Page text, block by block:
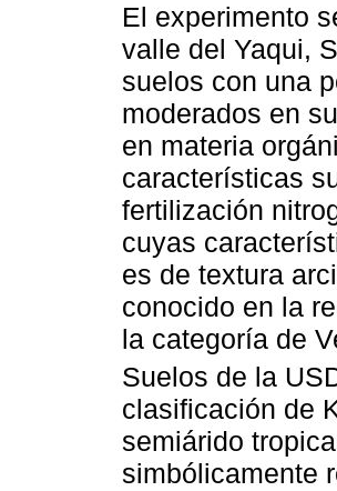
El experimento
valle del Yaqui,
suelos con una
moderados en
en materia
características
fertilización
cuyas
es de textura
conocido en la
la categoría de
Suelos de la
clasificación de
semiárido
simbólicamente